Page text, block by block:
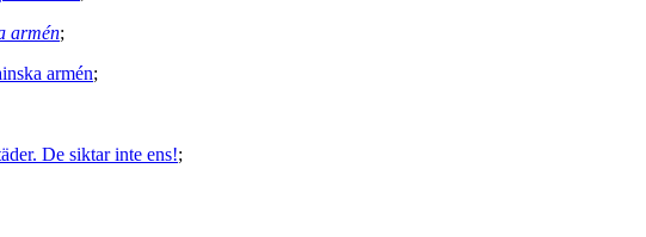
armén;
armén;
De siktar inte ens!;